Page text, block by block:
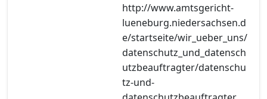
http://www.amtsgericht-
lueneburg.niedersachsen.d
e/startseite/wir_ueber_uns/
datenschutz_und_datensch
utzbeauftragter/datenschu
tz-und-